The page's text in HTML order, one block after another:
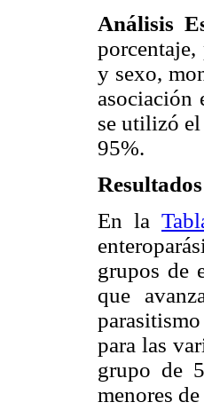
Análisis
porcentaje,
y sexo,
asociación
se utilizó
95%.
Resultados
En la
grupos de
que
para las
grupo de
menores